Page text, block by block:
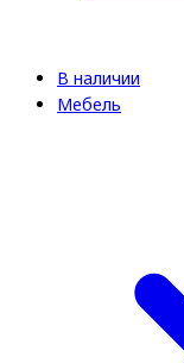
В наличии
Мебель